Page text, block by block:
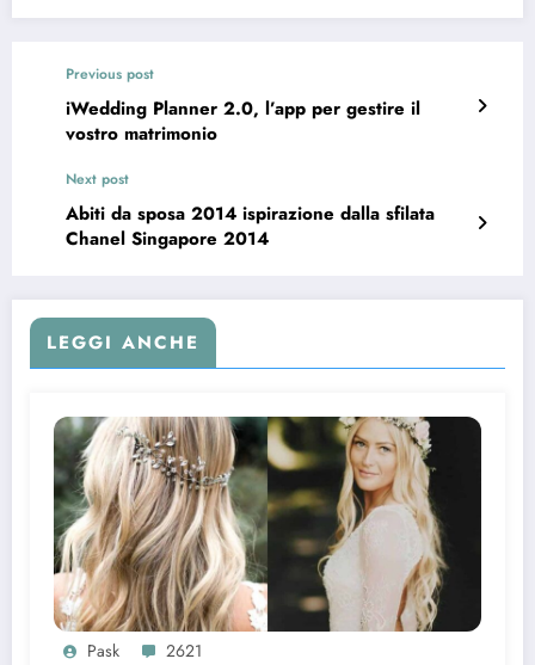
Previous post
iWedding Planner 2.0, l’app per gestire il
vostro matrimonio
Next post
Abiti da sposa 2014 ispirazione dalla sfilata
Chanel Singapore 2014
LEGGI ANCHE
Pask 2621